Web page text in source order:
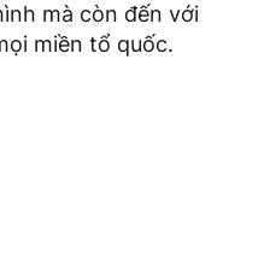
mà còn đến với
miền tổ quốc.